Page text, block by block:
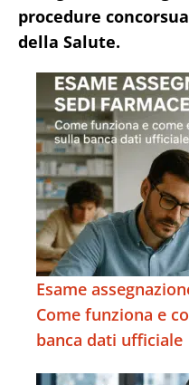
procedure
della Salute.
Esame
Come funziona e
banca dati ufficiale